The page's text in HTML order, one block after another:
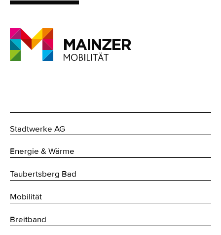
Stadtwerke AG
Energie & Wärme
Taubertsberg Bad
Mobilität
Breitband